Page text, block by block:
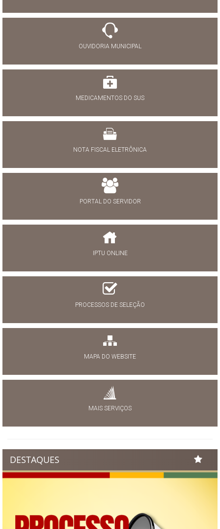
OUVIDORIA MUNICIPAL
MEDICAMENTOS DO SUS
NOTA FISCAL ELETRÔNICA
PORTAL DO SERVIDOR
IPTU ONLINE
PROCESSOS DE SELEÇÃO
MAPA DO WEBSITE
MAIS SERVIÇOS
DESTAQUES